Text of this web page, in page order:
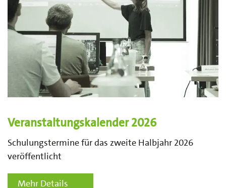
Veranstaltungskalender 2026
Schulungstermine für das zweite Halbjahr 2026
veröffentlicht
Mehr Details